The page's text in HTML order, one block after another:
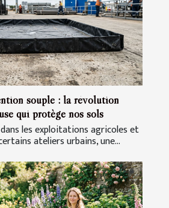
souple : la révolution
qui protège nos sols
les exploitations agricoles et
ateliers urbains, une...